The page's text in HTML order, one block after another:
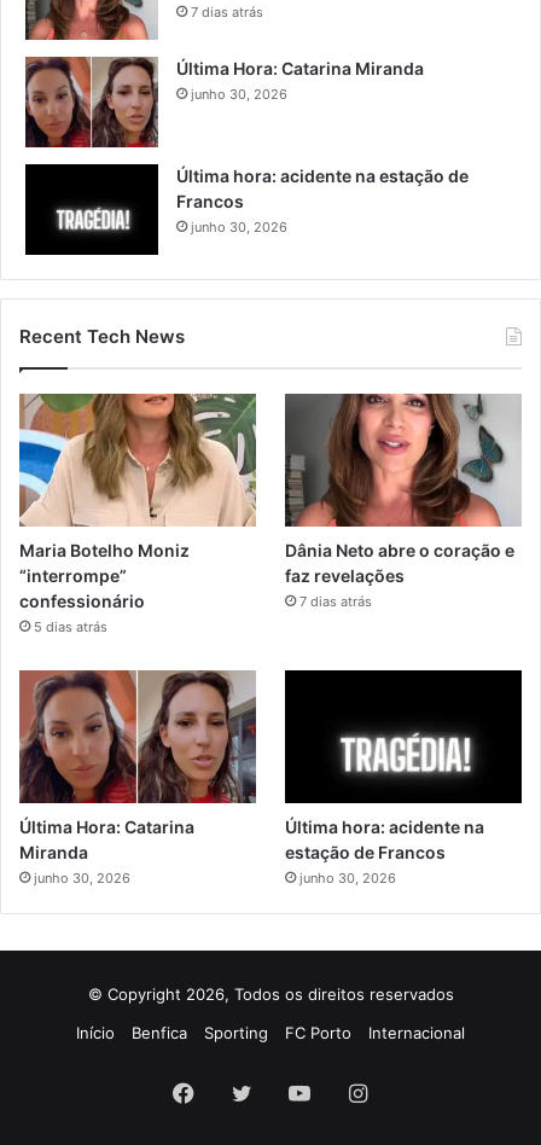
7 dias atrás
Última Hora: Catarina Miranda
junho 30, 2026
Última hora: acidente na estação de
Francos
junho 30, 2026
Recent Tech News
Maria Botelho Moniz
“interrompe”
confessionário
5 dias atrás
Dânia Neto abre o coração e
faz revelações
7 dias atrás
Última Hora: Catarina
Miranda
junho 30, 2026
Última hora: acidente na
estação de Francos
junho 30, 2026
© Copyright 2026, Todos os direitos reservados
Início
Benfica Sporting FC Porto Internacional
Facebook
TwitterYouTubeInstagram